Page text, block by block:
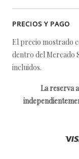
PRECIOS Y PAGO
El precio mostrado
dentro del Mercado
incluidos.
La reserva